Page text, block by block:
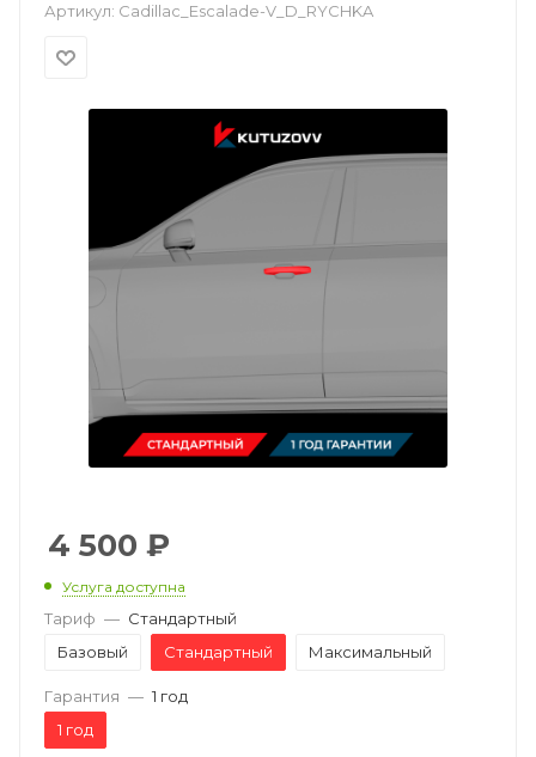
Артикул: Cadillac_Escalade-V_D_RYCHKA
4 500 ₽
Услуга доступна
Тариф — Стандартный
Базовый
Стандартный Максимальный
Гарантия — 1 год
1 год